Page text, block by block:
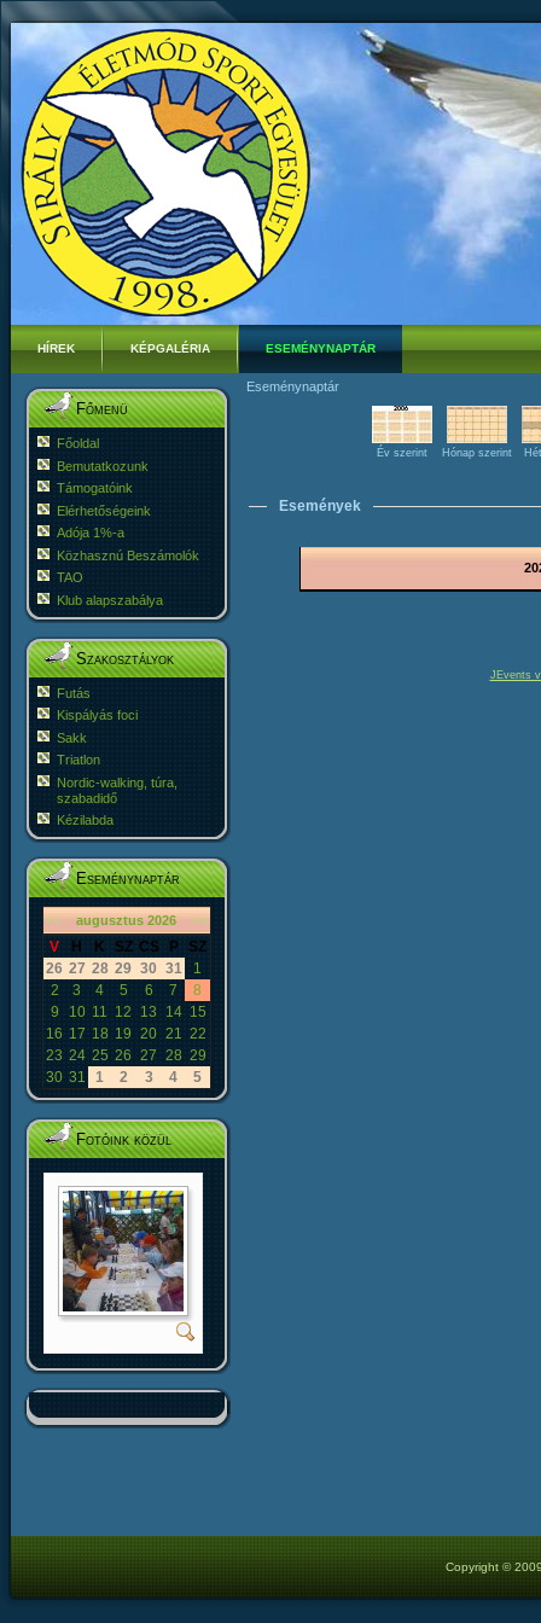
HÍREK KÉPGALÉRIA ESEMÉNYNAPTÁR
Főmenü
Főoldal
Bemutatkozunk
Támogatóink
Elérhetőségeink
Adója 1%-a
Közhasznú Beszámolók
TAO
Klub alapszabálya
Szakosztályok
Futás
Kispályás foci
Sakk
Triatlon
Nordic-walking, túra,
szabadidő
Kézilabda
Eseménynaptár
«< augusztus 2026 >»
V H K SZ CS P
SZ
26 27 28 29 30 31
1
2
3 4 5 6 7
8
9
10 11 12 13 14 15
16 17 18 19 20 21 22
23 24 25 26 27 28 29
30 31 1 2 3 4 5
Fotóink közül
Eseménynaptár
Év szerint Hónap szerint
Események
JEvents
Copyright ©